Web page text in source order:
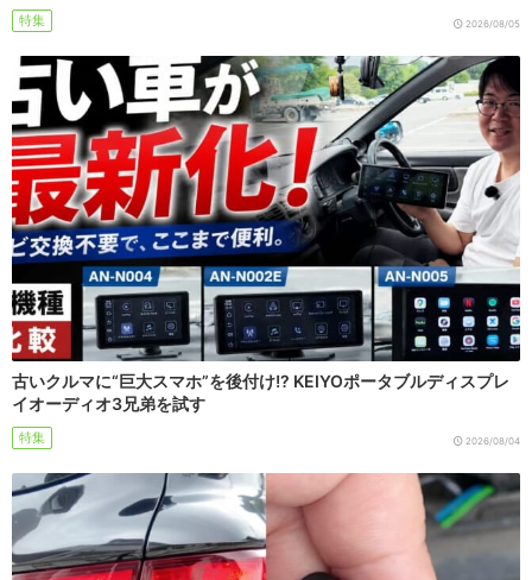
特集 2026/08/05
古いクルマに“巨大スマホ”を後付け!? KEIYOポータブルディスプレ
イオーディオ3兄弟を試す
特集 2026/08/04